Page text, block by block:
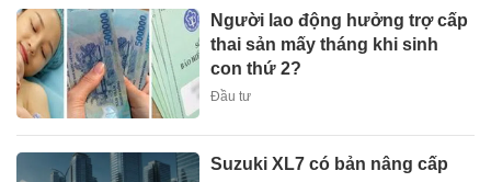
Người lao động hưởng trợ cấp
thai sản mấy tháng khi sinh
con thứ 2?
Đầu tư
Suzuki XL7 có bản nâng cấp